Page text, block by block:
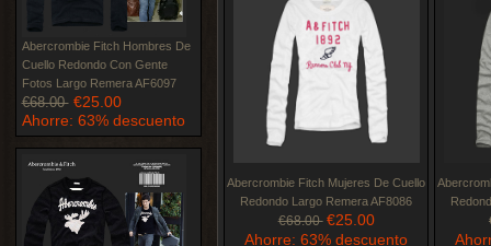
Abercrombie Fitch Hombres De
Cuello Redondo Con Gente
Fotos Largo Remera AF6097
€68.00 €25.00
Ahorre: 63% descuento
Abercrombie Fitch Mujeres De Cuello
Redondo Largo Remera AF8086
€68.00 €25.00
Ahorre: 63% descuento